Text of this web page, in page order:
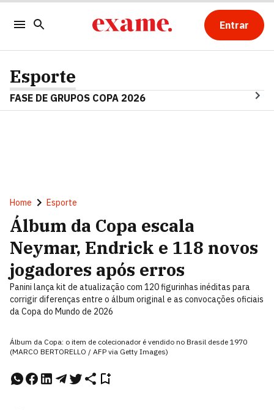
Entrar
Esporte
FASE DE GRUPOS COPA 2026
Home Esporte
Álbum da Copa escala
Neymar, Endrick e 118 novos
jogadores após erros
Panini lança kit de atualização com 120 figurinhas inéditas para
corrigir diferenças entre o álbum original e as convocações oficiais
da Copa do Mundo de 2026
Álbum da Copa: o item de colecionador é vendido no Brasil desde 1970
(MARCO BERTORELLO / AFP via Getty Images)